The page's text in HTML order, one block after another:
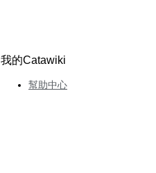
我的Catawiki
幫助中心